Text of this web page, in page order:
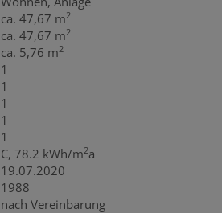
ca. 47,67 m2
ca. 47,67 m2
ca. 5,76 m2
1
1
1
1
1
C, 78.2 kWh/m2a
19.07.2020
1988
nach Vereinbarung